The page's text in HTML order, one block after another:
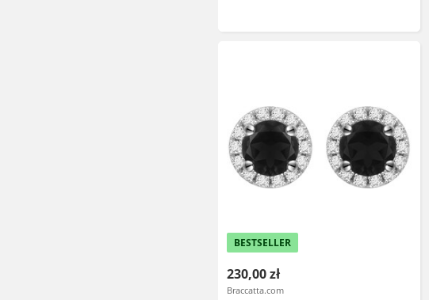
BESTSELLER
230,00 zł
Braccatta.com